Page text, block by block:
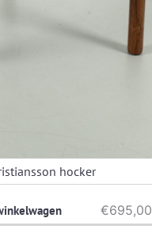
hocker
€695,00